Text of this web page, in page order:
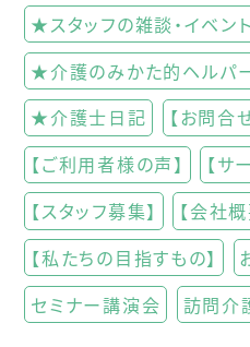
★スタッフの雑談・イベント
★介護のみかた的ヘルパ
★介護士日記
【お問合
【ご利用者様の声】
【サ
【スタッフ募集】
【会社
【私たちの目指すもの】
セミナー講演会
訪問介